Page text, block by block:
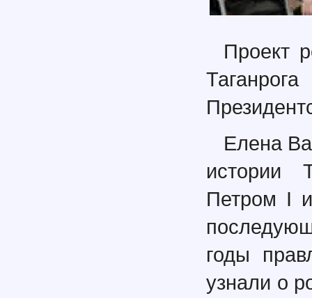
Проект
Елена
истории
Петром I и
годы
узнали о